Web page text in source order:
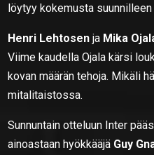
löytyy kokemusta
Henri Lehtosen ja Mika
Viime kaudella Ojala kärsi
kovan määrän tehoja. Mikäli
mitalitaistossa.
Sunnuntain otteluun Inter
ainoastaan hyökkääjä Guy